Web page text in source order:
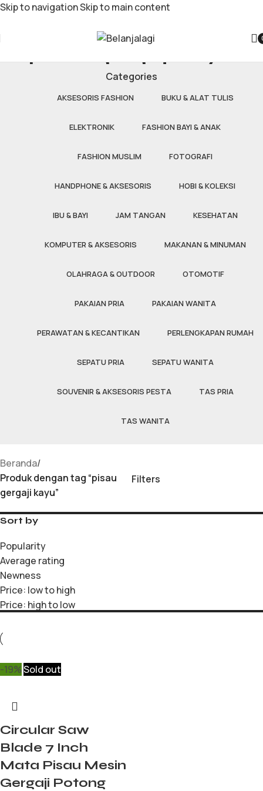
Skip to navigationSkip to main content
Categories
AKSESORIS FASHION BUKU & ALAT TULIS
ELEKTRONIK FASHION BAYI & ANAK
FASHION MUSLIM FOTOGRAFI
HANDPHONE & AKSESORIS HOBI & KOLEKSI
IBU & BAYI JAM TANGAN KESEHATAN
KOMPUTER & AKSESORIS MAKANAN & MINUMAN
OLAHRAGA & OUTDOOR OTOMOTIF
PAKAIAN PRIA PAKAIAN WANITA
PERAWATAN & KECANTIKAN PERLENGKAPAN RUMAH
SEPATU PRIA SEPATU WANITA
SOUVENIR & AKSESORIS PESTA TAS PRIA
TAS WANITA
Beranda/
Produk dengan tag “pisau
gergaji kayu”
Filters
Sort by
Popularity
Average rating
Newness
Price: low to high
Price: high to low
-19%Sold out
Circular Saw
Blade 7 Inch
Mata Pisau Mesin
Gergaji Potong